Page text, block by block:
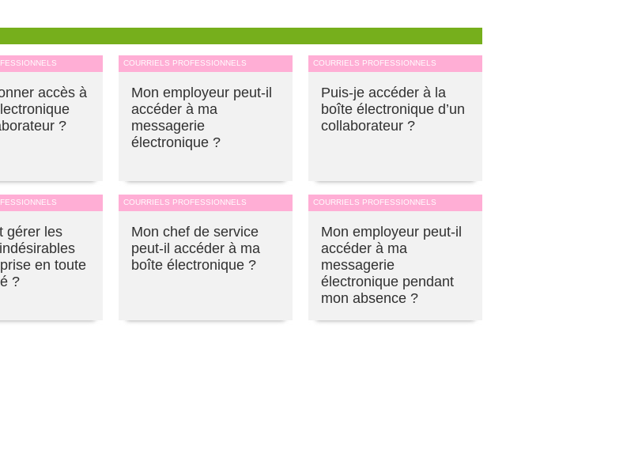
accès à
?
COURRIELS PROFESSIONNELS
Mon employeur peut-il
accéder à ma
messagerie
électronique ?
COURRIELS PROFESSIONNELS
Puis-je accéder à la
boîte électronique d’un
collaborateur ?
gérer les
en toute
?
COURRIELS PROFESSIONNELS
Mon chef de service
peut-il accéder à ma
boîte électronique ?
COURRIELS PROFESSIONNELS
Mon employeur peut-il
accéder à ma
messagerie
électronique pendant
mon absence ?